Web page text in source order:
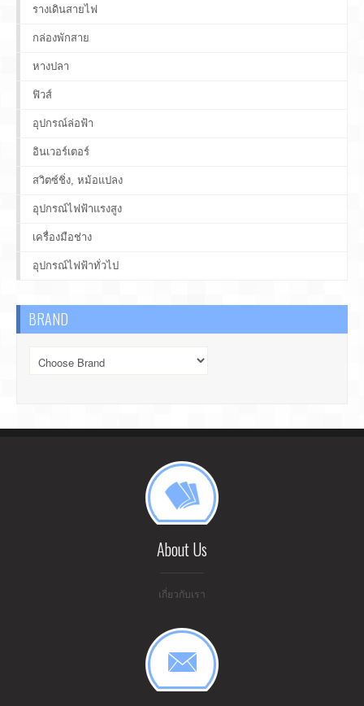
รางเดินสายไฟ
กล่องพักสาย
หางปลา
ฟิวส์
อุปกรณ์ล่อฟ้า
อินเวอร์เตอร์
สวิตซ์ชิ่ง, หม้อแปลง
อุปกรณ์ไฟฟ้าแรงสูง
เครื่องมือช่าง
อุปกรณ์ไฟฟ้าทั่วไป
BRAND
About Us
เกี่ยวกับเรา